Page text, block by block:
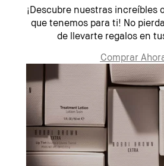
¡Descubre nuestras increíbles
que tenemos para ti! No
de llevarte regalos en
Comprar